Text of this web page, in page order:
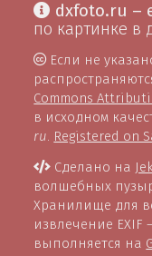
dxfoto.ru –
по картинке в
Если не
Commons
в исходном
ru. Registered on
Сделано на
волшебных
Хранилище для
извлечение EXIF
выполняется на